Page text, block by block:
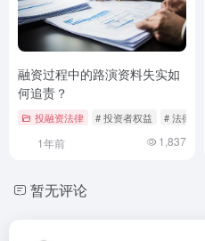
融资过程中的路演资料失实如
何追责？
投融资法律 # 投资者权益 # 法律责任
1年前 1,837
暂无评论